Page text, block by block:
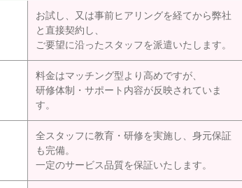
お試し、又は事前ヒアリングを経てから弊社
と直接契約し、
ご要望に沿ったスタッフを派遣いたします。
料金はマッチング型より高めですが、
研修体制・サポート内容が反映されていま
す。
全スタッフに教育・研修を実施し、身元保証
も完備。
一定のサービス品質を保証いたします。